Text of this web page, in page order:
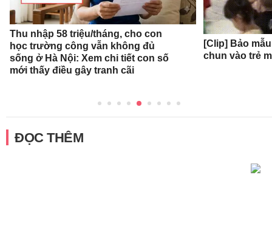
Thu nhập 58 triệu/tháng, cho con
học trường công vẫn không đủ
sống ở Hà Nội: Xem chi tiết con số
mới thấy điều gây tranh cãi
[Clip] Bảo
chun vào trẻ
ĐỌC THÊM